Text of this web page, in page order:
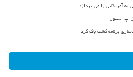
به آمریکایی را می پردازد
اپ استور
برنامه کشف باگ کرد